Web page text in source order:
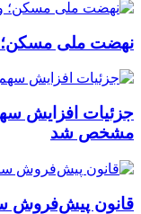
نهضت ملی مسکن؛
جزئیات افزایش
مشخص شد
قانون پیش‌فروش